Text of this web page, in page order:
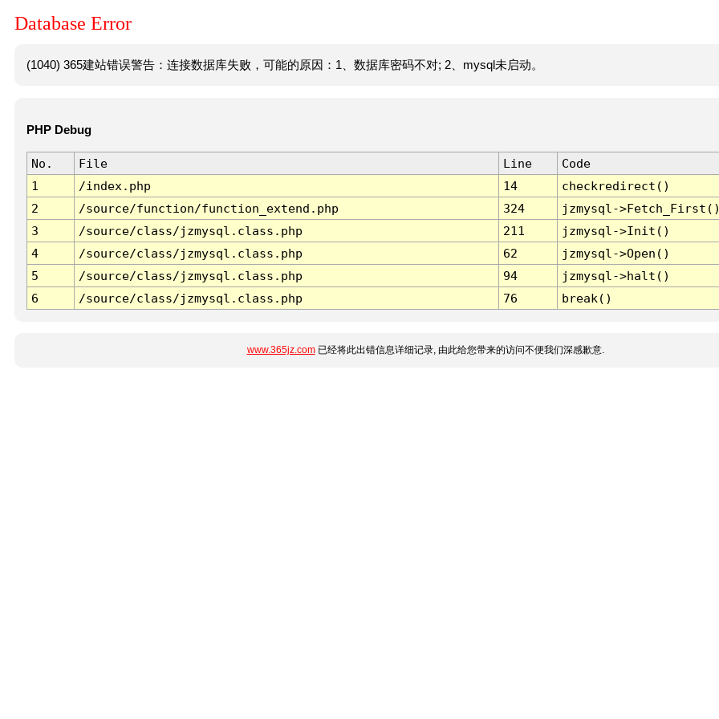
Database Error
(1040) 365建站错误警告：连接数据库失败，可能的原因：1、数据库密码不对; 2、mysql未启动。
PHP Debug
No. File Line
Code
1
/index.php 14
checkredirect()
2
/source/function/function_extend.php 324
jzmysql-
3
/source/class/jzmysql.class.php 211
jzmysql->Init()
4
/source/class/jzmysql.class.php 62
jzmysql->Open()
5
/source/class/jzmysql.class.php 94
jzmysql->halt()
6
/source/class/jzmysql.class.php 76 break()
www.365jz.com已经将此出错信息详细记录, 由此给您带来的访问不便我们深感歉意.